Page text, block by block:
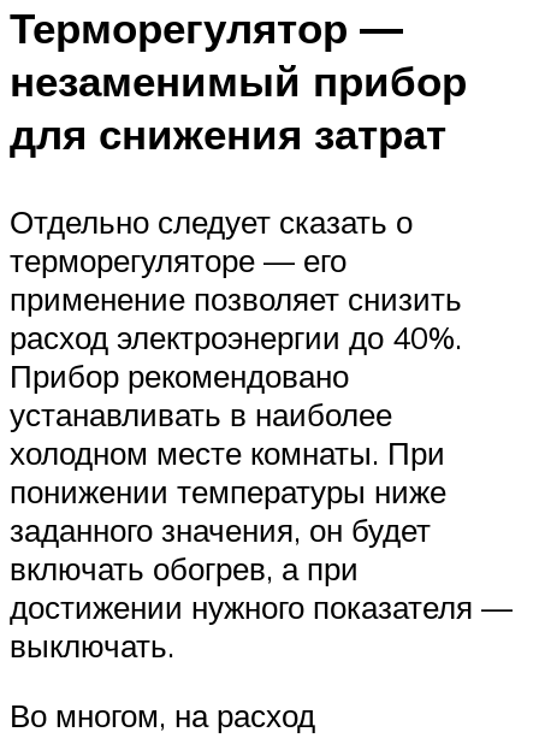
Терморегулятор —
незаменимый прибор
для снижения затрат
Отдельно следует сказать о
терморегуляторе — его
применение позволяет снизить
расход электроэнергии до 40%.
Прибор рекомендовано
устанавливать в наиболее
холодном месте комнаты. При
понижении температуры ниже
заданного значения, он будет
включать обогрев, а при
достижении нужного показателя —
выключать.
Во многом, на расход